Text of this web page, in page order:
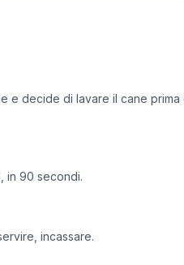
e decide di lavare il cane prima
in 90 secondi.
incassare.